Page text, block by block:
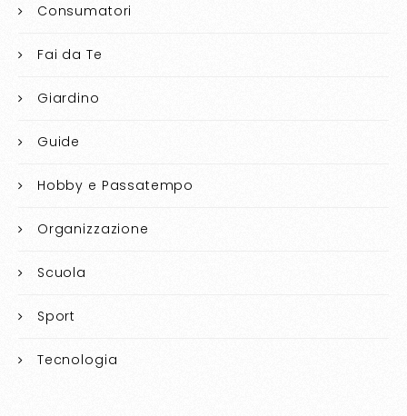
Consumatori
Fai da Te
Giardino
Guide
Hobby e Passatempo
Organizzazione
Scuola
Sport
Tecnologia